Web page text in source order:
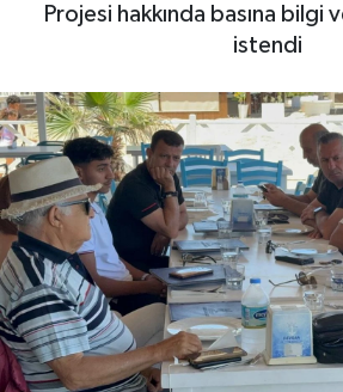
Projesi hakkında basına bilgi
istendi